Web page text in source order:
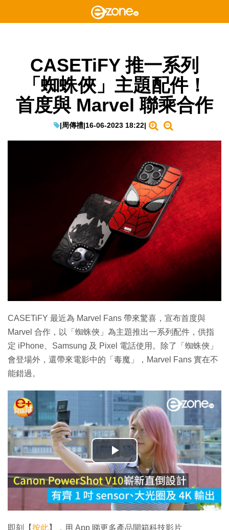
CASETiFY 推一系列
「蜘蛛俠」主題配件！
首度與 Marvel 聯乘合作
|周傳禮|16-06-2023 18:22|
CASETiFY 最近為 Marvel Fans 帶來驚喜，宣布首度與
Marvel 合作，以「蜘蛛俠」為主題推出一系列配件，供指
定 iPhone、Samsung 及 Pixel 電話使用。除了「蜘蛛俠」
會登場外，還帶來電影中的「毒魔」，Marvel Fans 實在不
能錯過。
播
放
影
即刻【按此】，用 App 睇更多產品開箱科技影片